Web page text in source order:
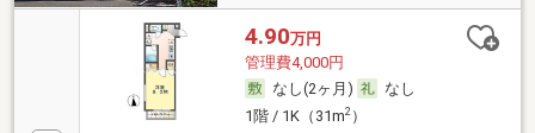
4.90万円
管理費4,000円
なし(2ヶ月)
なし
1階 / 1K（31m2）